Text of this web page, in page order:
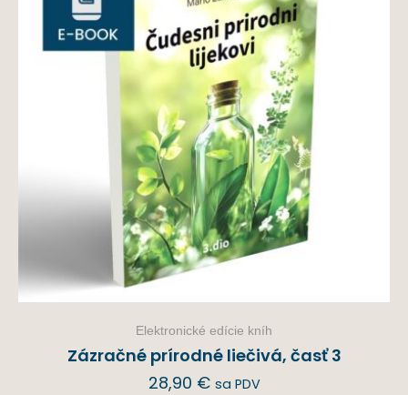
Elektronické edície kníh
Zázračné prírodné liečivá, časť 3
28,90 € sa PDV